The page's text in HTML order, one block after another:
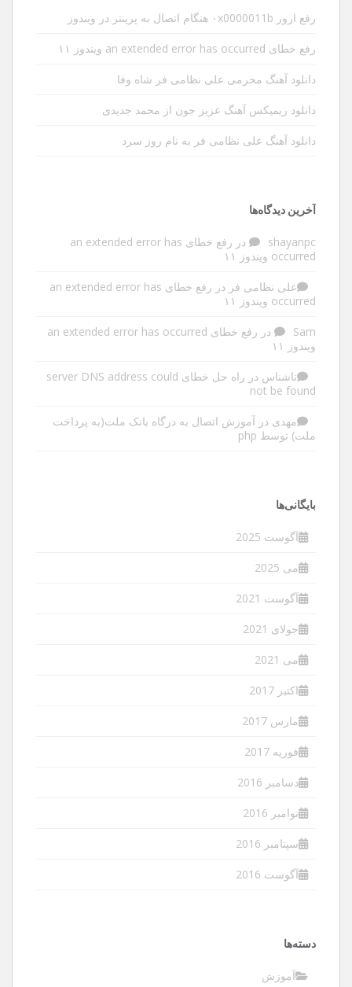
رفع ارور ۰x0000011b هنگام اتصال به پرینتر در ویندوز
رفع خطای an extended error has occurred ویندوز ۱۱
دانلود آهنگ محرمی علی نظامی فر شاه وفا
دانلود ریمیکس آهنگ عزیز جون از محمد جدیدی
دانلود آهنگ علی نظامی فر به نام روز سرد
آخرین دیدگاه‌ها
shayanpc در
رفع خطای an extended error has
occurred ویندوز ۱۱
علی نظامی فر در
رفع خطای an extended error has
occurred ویندوز ۱۱
Sam در
رفع خطای an extended error has occurred
ویندوز ۱۱
ناشناس در
راه حل خطای server DNS address could
not be found
مهدی در آموزش اتصال به درگاه بانک ملت(به پرداخت
ملت) توسط php
بایگانی‌ها
آگوست 2025
می 2025
آگوست 2021
جولای 2021
می 2021
اکتبر 2017
مارس 2017
فوریه 2017
دسامبر 2016
نوامبر 2016
سپتامبر 2016
آگوست 2016
دسته‌ها
آموزش